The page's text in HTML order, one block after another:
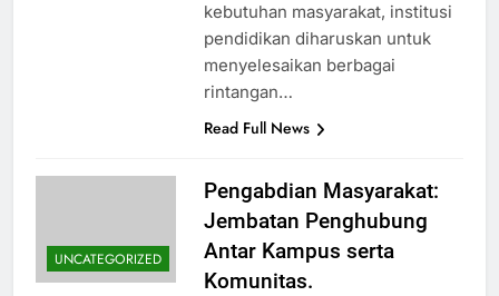
kebutuhan masyarakat, institusi
pendidikan diharuskan untuk
menyelesaikan berbagai
rintangan…
Read Full News
UNCATEGORIZED
Pengabdian Masyarakat:
Jembatan Penghubung
Antar Kampus serta
Komunitas.